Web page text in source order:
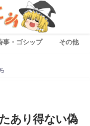
事・ゴシップ その他
あり得ない偽